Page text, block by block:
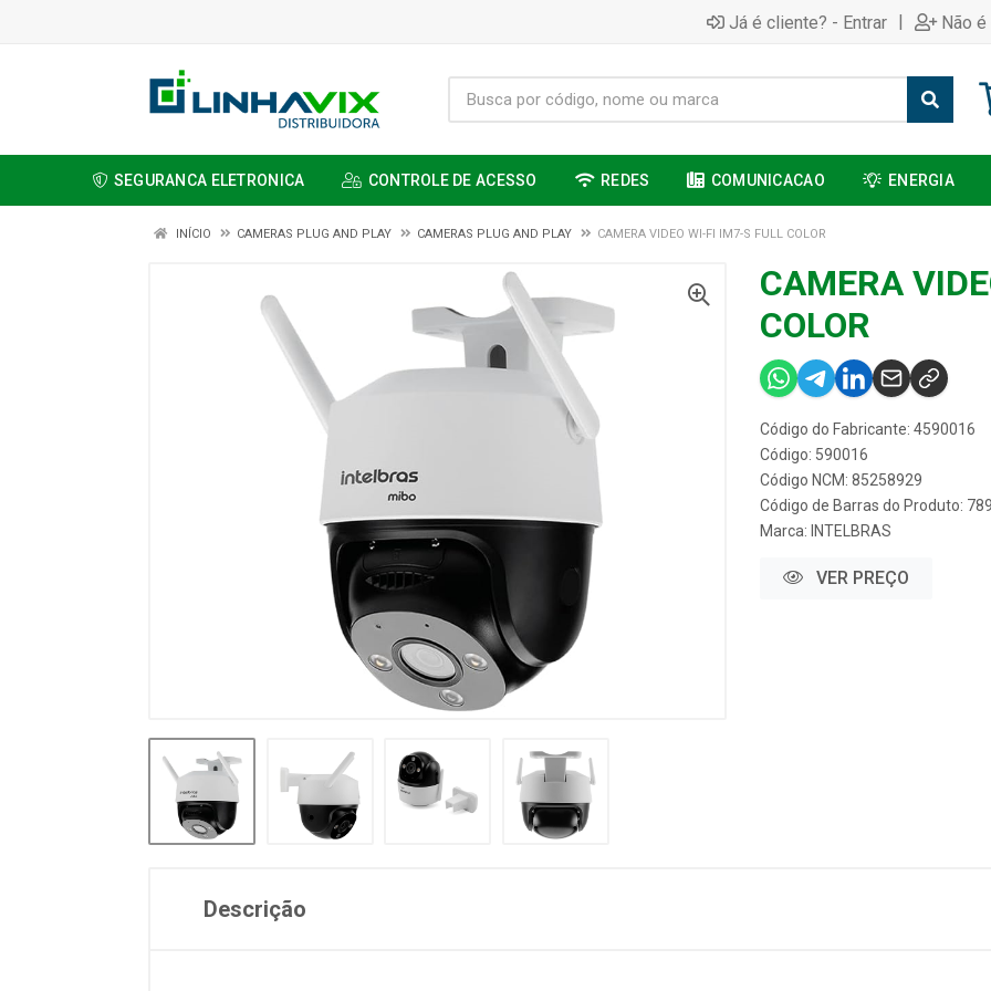
Já é cliente? - Entrar | Não
SEGURANCA ELETRONICA CONTROLE DE ACESSO REDES COMUNICACAO ENERGIA
INÍCIO CAMERAS PLUG AND PLAY CAMERAS PLUG AND PLAY CAMERA VIDEO WI-FI IM7-S FULL COLOR
CAMERA
COLOR
Código do Fabricante: 4590016
Código: 590016
Código NCM: 85258929
Código de Barras do Produto:
Marca: INTELBRAS
VER PREÇO
Descrição